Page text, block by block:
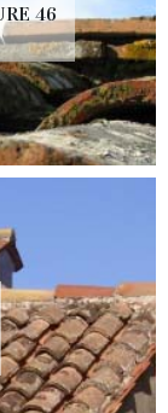
46